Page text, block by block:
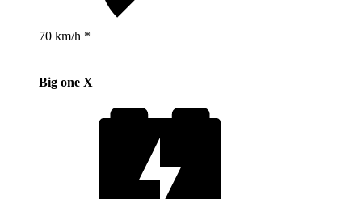
70 km/h *
Big one X